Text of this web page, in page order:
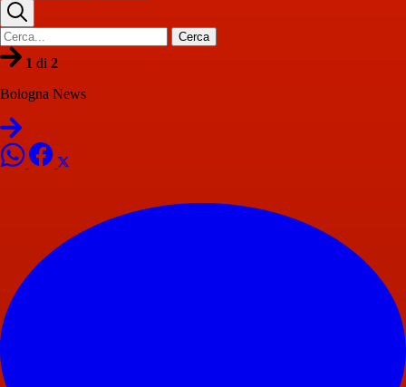
Cerca
1 di 2
Bologna News